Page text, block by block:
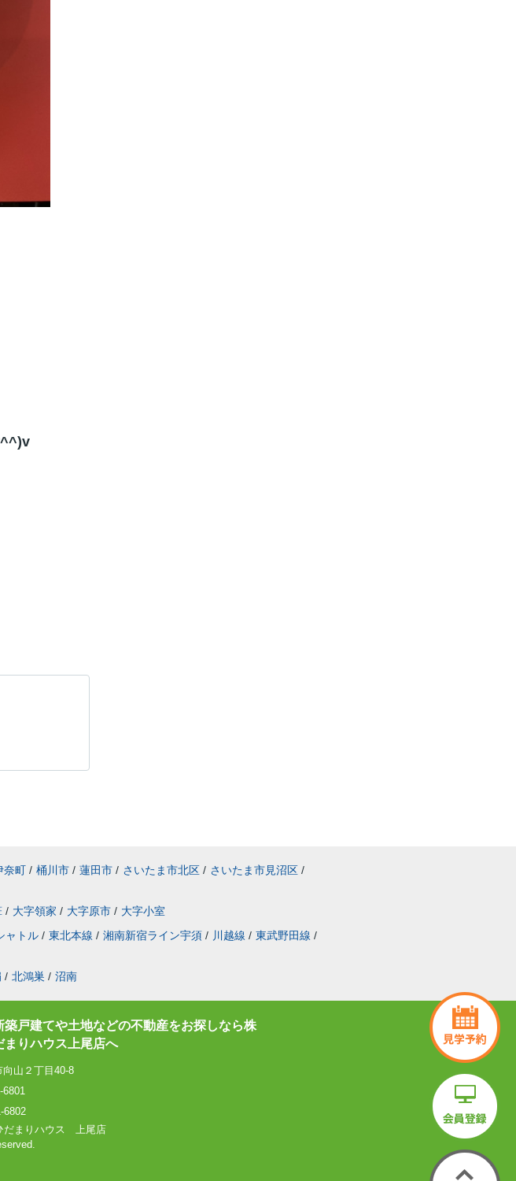
奈町 / 桶川市 / 蓮田市 / さいたま市北区 / さいたま市見沼区 /
/ 大字領家 / 大字原市 / 大字小室
ャトル / 東北本線 / 湘南新宿ライン宇須 / 川越線 / 東武野田線 /
/ 北鴻巣 / 沼南
築戸建てや土地などの不動産をお探しなら株
まりハウス上尾店へ
山２丁目40-8
6801
6802
だまりハウス 上尾店